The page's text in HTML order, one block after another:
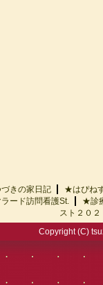
きの家日記
★はぴ
ード訪問看護St.
★診
スト２０２
Copyright (C)